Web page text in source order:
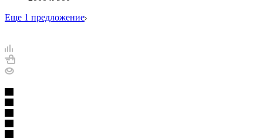
Еще 1 предложение